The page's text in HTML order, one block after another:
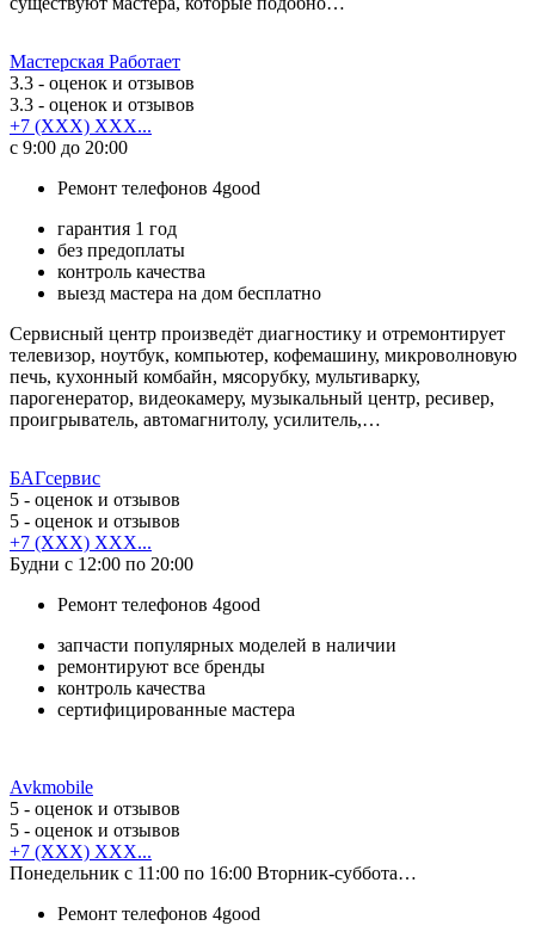
Мастерская Работает
3.3 - оценок и отзывов
3.3 - оценок и отзывов
+7 (XXX) XXX...
с 9:00 до 20:00
Ремонт телефонов 4good
гарантия 1 год
без предоплаты
контроль качества
выезд мастера на дом бесплатно
Сервисный центр произведёт диагностику и отремонтирует
телевизор, ноутбук, компьютер, кофемашину, микроволновую
печь, кухонный комбайн, мясорубку, мультиварку,
парогенератор, видеокамеру, музыкальный центр, ресивер,
проигрыватель, автомагнитолу, усилитель,…
БАГсервис
5 - оценок и отзывов
5 - оценок и отзывов
+7 (XXX) XXX...
Будни с 12:00 по 20:00
Ремонт телефонов 4good
запчасти популярных моделей в наличии
ремонтируют все бренды
контроль качества
сертифицированные мастера
Avkmobile
5 - оценок и отзывов
5 - оценок и отзывов
+7 (XXX) XXX...
Понедельник с 11:00 по 16:00 Вторник-суббота…
Ремонт телефонов 4good